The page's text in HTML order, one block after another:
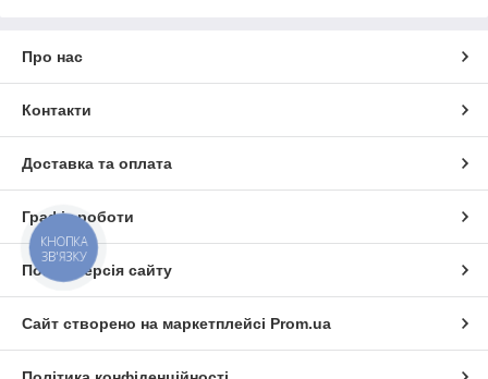
Про нас
Контакти
Доставка та оплата
Графік роботи
Повна версія сайту
Сайт створено на маркетплейсі Prom.ua
КНОПКА
ЗВ'ЯЗКУ